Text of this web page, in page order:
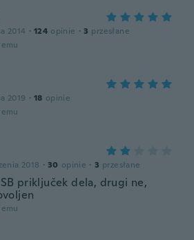
2014 · 124 opinie · 3 przesłane
2019 · 18 opinie
2018 · 30 opinie · 3 przesłane
priključek dela, drugi ne,